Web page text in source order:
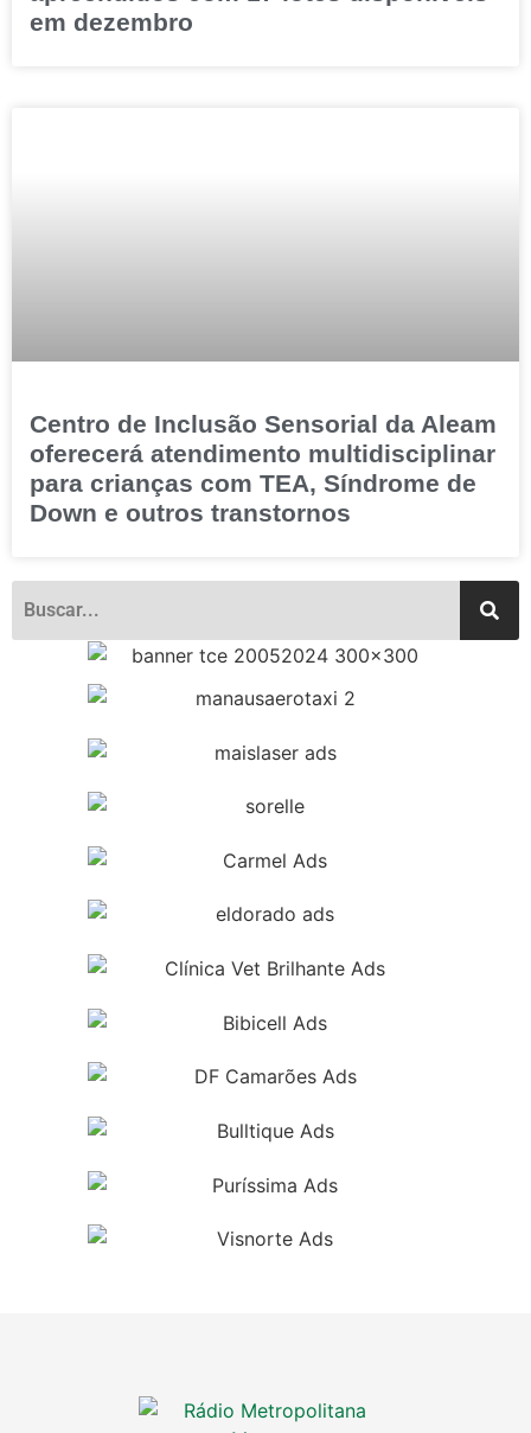
em dezembro
Centro de Inclusão Sensorial da Aleam
oferecerá atendimento multidisciplinar
para crianças com TEA, Síndrome de
Down e outros transtornos